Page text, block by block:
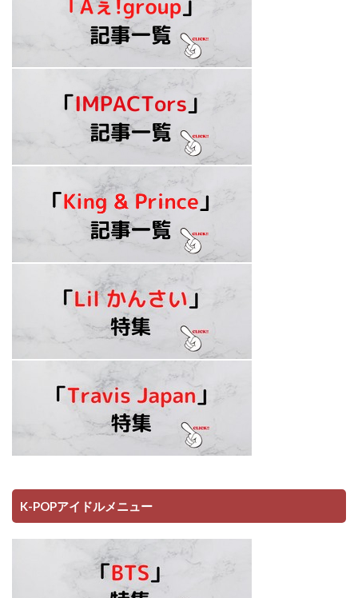
K-POPアイドルメニュー